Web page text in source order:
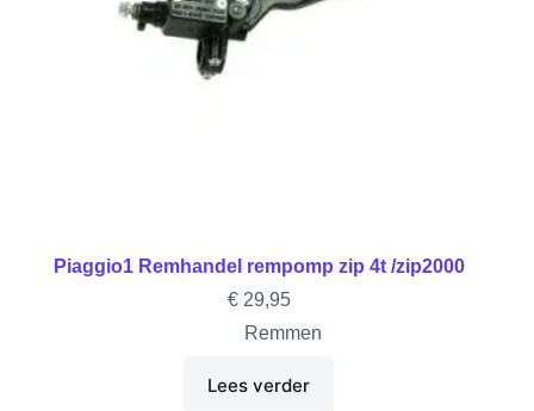
Piaggio1 Remhandel rempomp zip 4t /zip2000
€29,95
Remmen
Lees verder